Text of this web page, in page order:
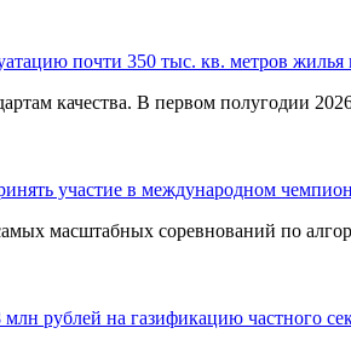
почти 350 тыс. кв. метров жилья
качества. В первом полугодии
участие в международном
масштабных соревнований по
рублей на газификацию частного